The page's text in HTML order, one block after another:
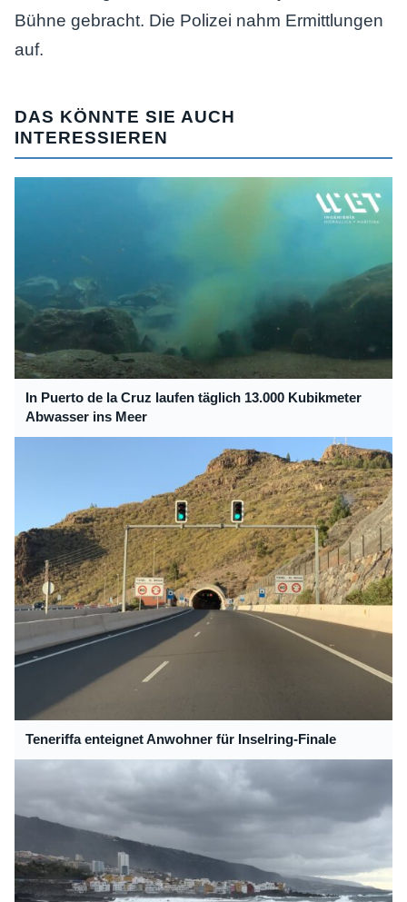
Bühne gebracht. Die Polizei nahm Ermittlungen
auf.
DAS KÖNNTE SIE AUCH
INTERESSIEREN
In Puerto de la Cruz laufen täglich 13.000 Kubikmeter
Abwasser ins Meer
Teneriffa enteignet Anwohner für Inselring-Finale